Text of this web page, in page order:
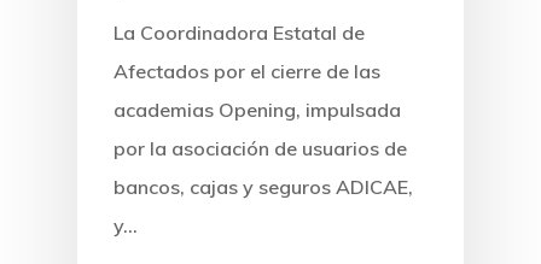
La Coordinadora Estatal de
Afectados por el cierre de las
academias Opening, impulsada
por la asociación de usuarios de
bancos, cajas y seguros ADICAE,
y…